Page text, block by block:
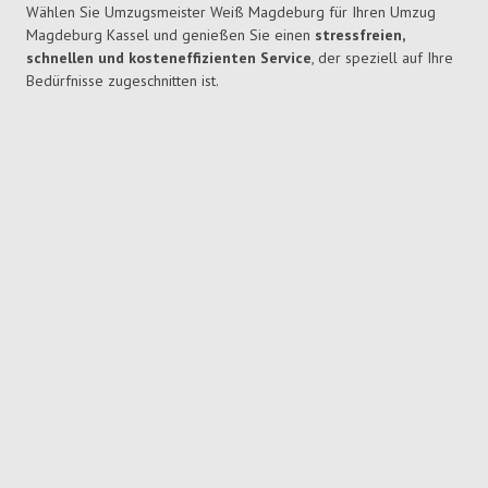
Wählen Sie Umzugsmeister Weiß Magdeburg für Ihren Umzug
Magdeburg Kassel und genießen Sie einen stressfreien,
schnellen und kosteneffizienten Service, der speziell auf Ihre
Bedürfnisse zugeschnitten ist.